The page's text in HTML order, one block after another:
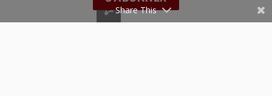
Share This